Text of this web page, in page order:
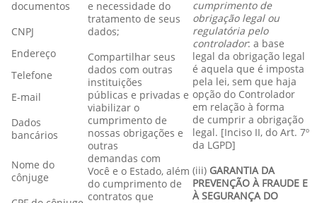
e necessidade do
tratamento de seus
dados;
Compartilhar seus
dados com outras
instituições
públicas e privadas e
viabilizar o
cumprimento de
nossas obrigações e
outras
demandas com
Você e o Estado, além
do cumprimento de
contratos que
cumprimento de
obrigação legal ou
regulatória pelo
controlador: a base
legal da obrigação legal
é aquela que é imposta
pela lei, sem que haja
opção do Controlador
em relação à forma
de cumprir a obrigação
legal. [Inciso II, do Art. 7º
da LGPD]
(iii) GARANTIA DA
PREVENÇÃO À FRAUDE E
À SEGURANÇA DO
documentos
CNPJ
Endereço
Telefone
E-mail
Dados
bancários
Nome do
cônjuge